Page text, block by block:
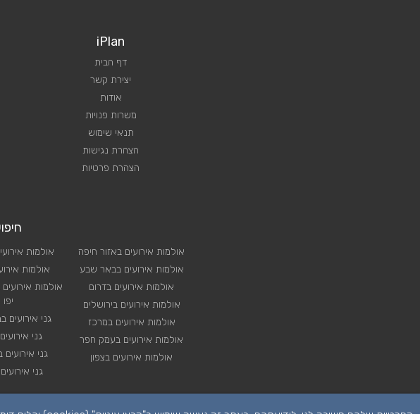
iPlan
דף הבית
יצירת קשר
אודות
משרות פנויות
תנאי שימוש
הצהרת נגישות
הצהרת פרטיות
אולמות אירועים באזור חיפה
אולמות אירועים בבאר שבע
אולמות אירועים בדרום
אולמות אירועים בירושלים
אולמות אירועים במרכז
אולמות אירועים בעמק חפר
אולמות אירועים בצפון
אולמות
אולמות
אולמות
יפו
גני אירועים
גני
גני אירועים
גני